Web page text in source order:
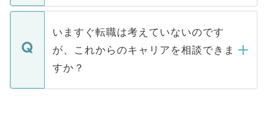
関を公にしてしまうと、応募が殺到する場
に、医療機関が求める条件に合った人材の
みを人材紹介会社に依頼するケースが増え
ています。
定を承諾する必要はありません。内定先へ
の辞退の連絡はキャリアパートナーが行い
個人情報が漏えいすることはありませんの
で、ご安心ください。当サイトからの登録
などで収集したご登録者様の個人情報は、
ご本人のキャリアアップおよび転職活動の
支援を目的に使用いたします。お預かりし
ているすべての個人データはご本人の許可
いますぐ転職は考えていないのです
が、これからのキャリアを相談できま
すか？